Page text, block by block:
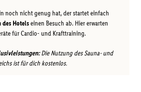
noch nicht genug hat, der startet einfach
des Hotelseinen Besuch ab. Hier erwarten
für Cardio- und Krafttraining.
Die Nutzung des Sauna- und
ist für dich kostenlos.